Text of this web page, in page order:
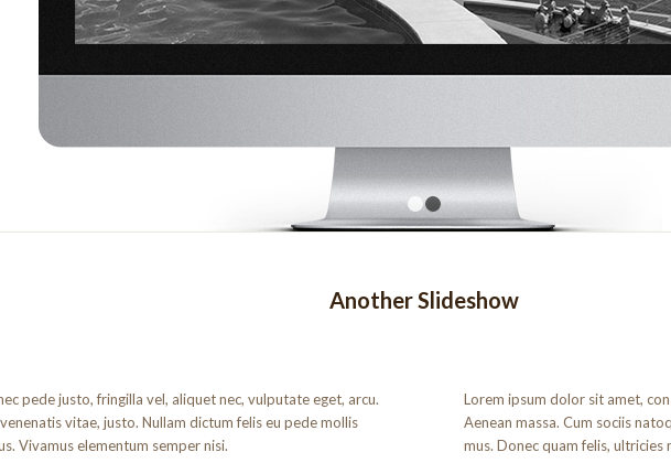
Another Slideshow
pede justo, fringilla vel, aliquet nec, vulputate eget, arcu.
vitae, justo. Nullam dictum felis eu pede mollis
Vivamus elementum semper nisi.
Lorem ipsum dolor sit amet,
Aenean massa. Cum sociis
mus. Donec quam felis, ultricies